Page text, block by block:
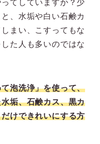
てしていますか？少
、水垢や白い石鹸カ
まい、こすってもな
た人も多いのではな
泡洗浄」を使って、
垢、石鹸カス、黒カ
けできれいにする方